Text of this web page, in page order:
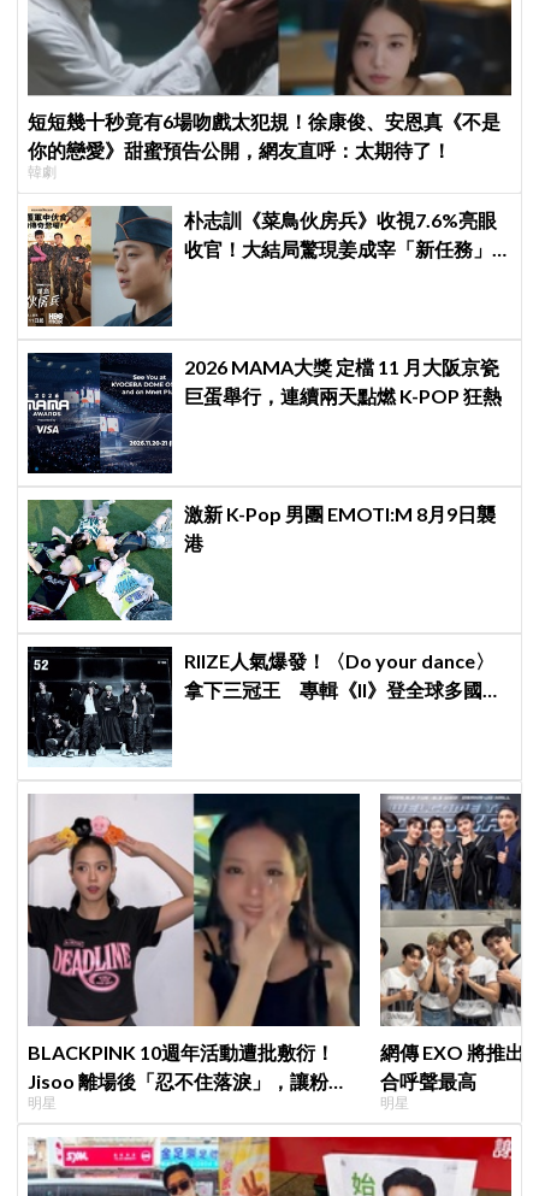
短短幾十秒竟有6場吻戲太犯規！徐康俊、安恩真《不是
你的戀愛》甜蜜預告公開，網友直呼：太期待了！
韓劇
朴志訓《菜鳥伙房兵》收視7.6%亮眼
收官！大結局驚現姜成宰「新任務」
2026 MAMA大獎 定檔 11 月大阪京瓷
巨蛋舉行，連續兩天點燃 K-POP 狂熱
激新 K-Pop 男團 EMOTI:M 8月9日襲
港
RIIZE人氣爆發！〈Do your dance〉
拿下三冠王 專輯《II》登全球多國排
BLACKPINK 10週年活動遭批敷衍！
Jisoo 離場後「忍不住落淚」，讓粉絲
看了好心疼
明星
網傳 EXO 將推出
合呼聲最高
明星